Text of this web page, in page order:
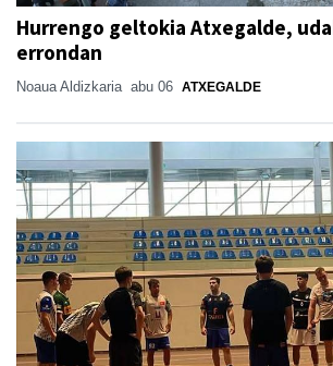
Hurrengo geltokia Atxegalde,
errondan
Noaua Aldizkaria abu 06 ATXEGALDE